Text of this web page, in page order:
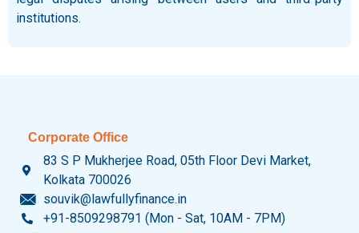
institutions.
Corporate Office
83 S P Mukherjee Road, 05th Floor Devi Market,
Kolkata 700026
souvik@lawfullyfinance.in
+91-8509298791 (Mon - Sat, 10AM - 7PM)